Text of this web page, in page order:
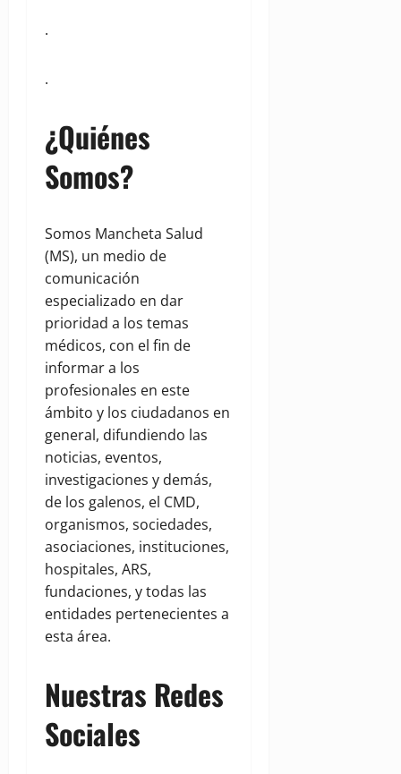
.
.
¿Quiénes
Somos?
Somos Mancheta Salud
(MS), un medio de
comunicación
especializado en dar
prioridad a los temas
médicos, con el fin de
informar a los
profesionales en este
ámbito y los ciudadanos en
general, difundiendo las
noticias, eventos,
investigaciones y demás,
de los galenos, el CMD,
organismos, sociedades,
asociaciones, instituciones,
hospitales, ARS,
fundaciones, y todas las
entidades pertenecientes a
esta área.
Nuestras Redes
Sociales